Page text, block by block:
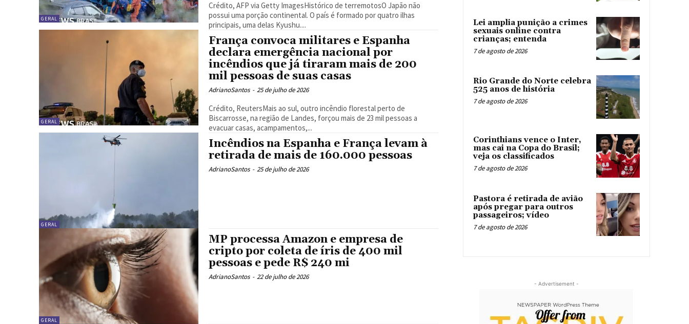
GERAL
Crédito, AFP via Getty ImagesHistórico de terremotosO Japão não
possui uma porção continental. O país é formado por quatro ilhas
principais, uma delas Kyushu....
GERAL
França convoca militares e Espanha
declara emergência nacional por
incêndios que já tiraram mais de 200
mil pessoas de suas casas
AdrianoSantos - 25 de julho de 2026
Crédito, ReutersMais ao sul, outro incêndio florestal perto de
Biscarrosse, na região de Landes, forçou mais de 23 mil pessoas a
evacuar casas, acampamentos,...
GERAL
Incêndios na Espanha e França levam à
retirada de mais de 160.000 pessoas
AdrianoSantos - 25 de julho de 2026
GERAL
MP processa Amazon e empresa de
cripto por coleta de íris de 400 mil
pessoas e pede R$ 240 mi
AdrianoSantos - 22 de julho de 2026
Lei amplia punição a crimes
sexuais online contra
crianças; entenda
7 de agosto de 2026
Rio Grande do Norte celebra
525 anos de história
7 de agosto de 2026
Corinthians vence o Inter,
mas cai na Copa do Brasil;
veja os classificados
7 de agosto de 2026
Pastora é retirada de avião
após pregar para outros
passageiros; vídeo
7 de agosto de 2026
- Advertisement -